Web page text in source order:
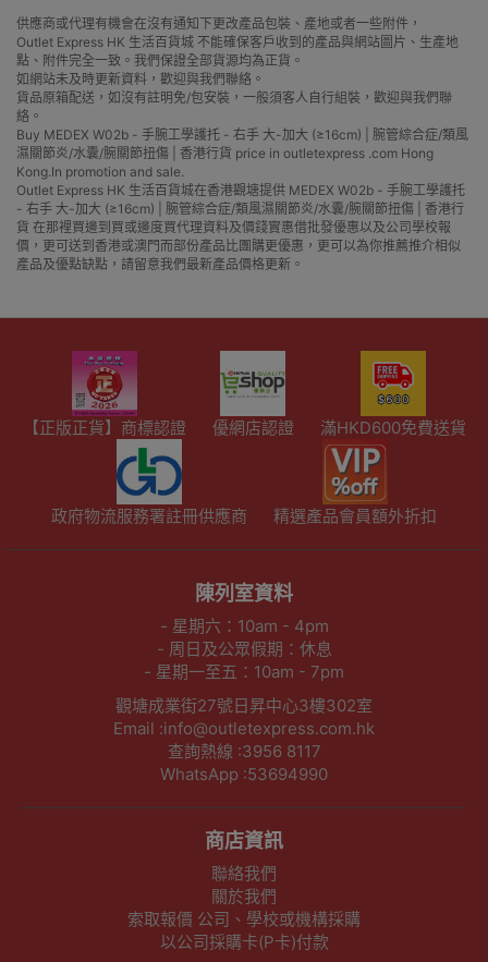
供應商或代理有機會在沒有通知下更改產品包裝、產地或者一些附件，
Outlet Express HK 生活百貨城 不能確保客戶收到的產品與網站圖片、生產地
點、附件完全一致。我們保證全部貨源均為正貨。
如網站未及時更新資料，歡迎與我們聯絡。
貨品原箱配送，如沒有註明免/包安裝，一般須客人自行組裝，歡迎與我們聯
絡。
Buy MEDEX W02b - 手腕工學護托 - 右手 大-加大 (≥16cm) | 腕管綜合症/類風
濕關節炎/水囊/腕關節扭傷 | 香港行貨 price in outletexpress .com Hong
Kong.In promotion and sale.
Outlet Express HK 生活百貨城在香港觀塘提供 MEDEX W02b - 手腕工學護托
- 右手 大-加大 (≥16cm) | 腕管綜合症/類風濕關節炎/水囊/腕關節扭傷 | 香港行
貨 在那裡買邊到買或邊度買代理資料及價錢實惠借批發優惠以及公司學校報
價，更可送到香港或澳門而部份產品比團購更優惠，更可以為你推薦推介相似
產品及優點缺點，請留意我們最新產品價格更新。
【正版正貨】商標認證 優網店認證 滿HKD600免費送貨
政府物流服務署註冊供應商 精選產品會員額外折扣
陳列室資料
- 星期六：10am - 4pm
- 周日及公眾假期：休息
- 星期一至五：10am - 7pm
觀塘成業街27號日昇中心3樓302室
Email :info@outletexpress.com.hk
查詢熱線 :3956 8117
WhatsApp :53694990
商店資訊
聯絡我們
關於我們
索取報價 公司、學校或機構採購
以公司採購卡(P卡)付款